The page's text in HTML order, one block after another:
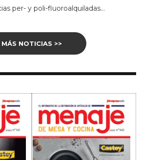
per- y poli-fluoroalquiladas...
MÁS NOTICIAS >>